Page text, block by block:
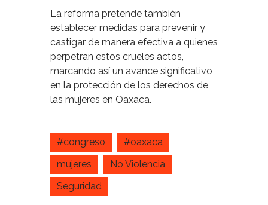
La reforma pretende también
establecer medidas para prevenir y
castigar de manera efectiva a quienes
perpetran estos crueles actos,
marcando así un avance significativo
en la protección de los derechos de
las mujeres en Oaxaca.
#congreso
#oaxaca
mujeres
No Violencia
Seguridad